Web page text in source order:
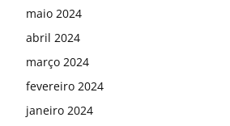
maio 2024
abril 2024
março 2024
fevereiro 2024
janeiro 2024